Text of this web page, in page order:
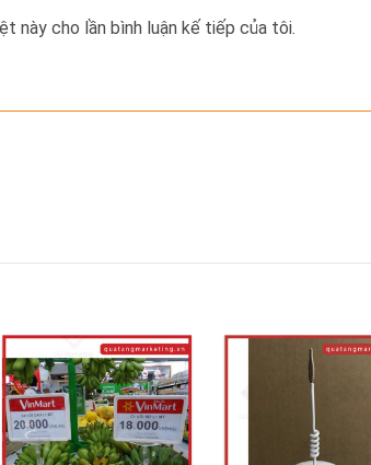
này cho lần bình luận kế tiếp của tôi.